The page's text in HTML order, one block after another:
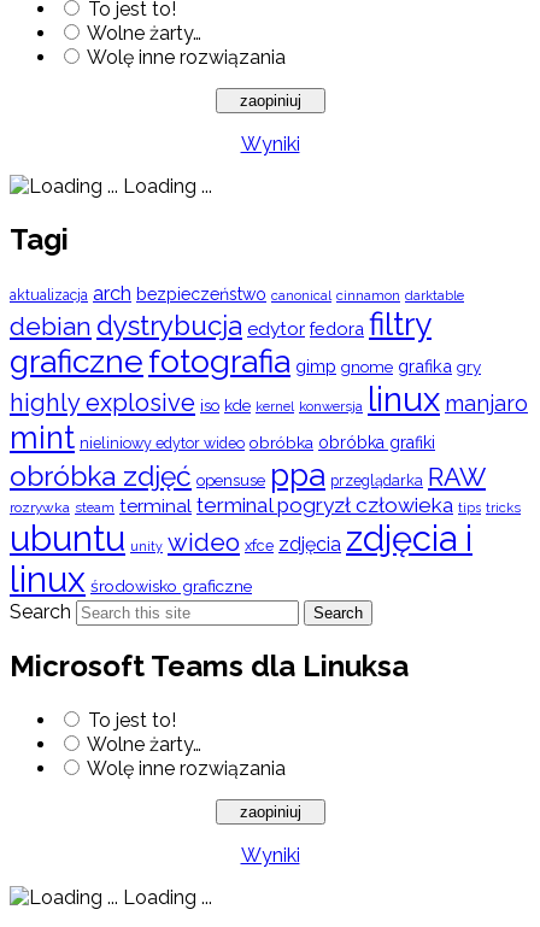
To jest to!
Wolne żarty…
Wolę inne rozwiązania
Wyniki
Loading ...
Tagi
aktualizacja arch bezpieczeństwo canonical cinnamon darktable
debian dystrybucja edytor fedora filtry
graficznefotografia gimp gnome grafika gry
highly explosive iso kde kernel konwersja linux manjaro
mint nieliniowy edytor wideo obróbka obróbka grafiki
obróbka zdjęć opensuse ppa przeglądarka RAW
rozrywka steam terminal terminal pogryzł człowieka tips tricks
ubuntu unity wideo xfce zdjęcia zdjęcia i
linux środowisko graficzne
Search Search
Microsoft Teams dla Linuksa
To jest to!
Wolne żarty…
Wolę inne rozwiązania
Wyniki
Loading ...